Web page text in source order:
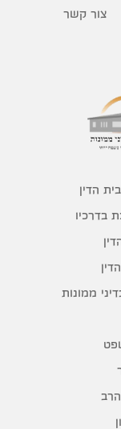
צור קשר
הדין
בדרכיו
ממונות